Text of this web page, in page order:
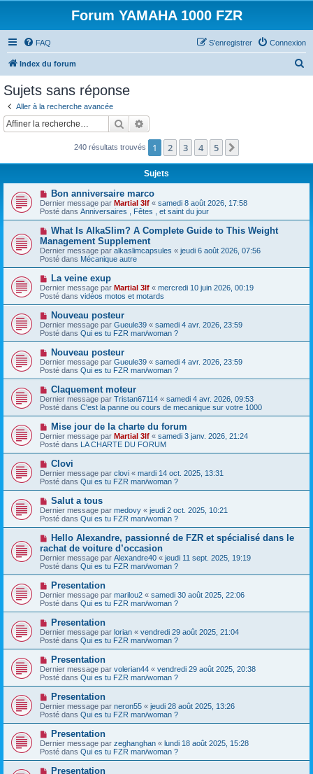
Forum YAMAHA 1000 FZR
FAQ Connexion
S’enregistrer
Index du forum
c
Sujets sans réponse
Aller à la recherche avancée
Rechercher
240 résultats trouvés 1 2 3 4 5
Sujets
N
o
u
v
e
a
u
m
e
s
s
a
g
e
Bon anniversaire marco
Dernier message par Martial 3lf « samedi 8 août 2026, 17:58
Posté dans Anniversaires , Fêtes , et saint du jour
N
u
v
e
a
m
e
s
s
a
g
e
What Is AlkaSlim? A Complete Guide to This Weight
Management Supplement
Dernier message par alkaslimcapsules « jeudi 6 août 2026, 07:56
Posté dans Mécanique autre
N
o
u
v
e
a
u
m
e
s
a
g
e
La veine exup
Dernier message par Martial 3lf « mercredi 10 juin 2026, 00:19
Posté dans vidéos motos et motards
N
o
u
v
e
a
u
m
e
s
s
a
g
e
Nouveau posteur
Dernier message par Gueule39 « samedi 4 avr. 2026, 23:59
Posté dans Qui es tu FZR man/woman ?
N
o
u
v
a
u
m
e
s
a
g
e
Nouveau posteur
Dernier message par Gueule39 « samedi 4 avr. 2026, 23:59
Posté dans Qui es tu FZR man/woman ?
N
o
u
v
e
a
u
m
e
s
s
a
g
e
Claquement moteur
Dernier message par Tristan67114 « samedi 4 avr. 2026, 09:53
Posté dans C'est la panne ou cours de mecanique sur votre 1000
N
o
u
v
a
u
m
e
s
s
a
g
e
Mise jour de la charte du forum
Dernier message par Martial 3lf « samedi 3 janv. 2026, 21:24
Posté dans LA CHARTE DU FORUM
N
o
u
v
e
a
u
m
e
s
a
g
e
Clovi
Dernier message par clovi « mardi 14 oct. 2025, 13:31
Posté dans Qui es tu FZR man/woman ?
N
o
u
v
e
a
u
m
e
s
s
a
g
e
Salut a tous
Dernier message par medovy « jeudi 2 oct. 2025, 10:21
Posté dans Qui es tu FZR man/woman ?
N
u
v
e
a
m
e
s
s
a
g
e
Hello Alexandre, passionné de FZR et spécialisé dans le
rachat de voiture d’occasion
Dernier message par Alexandre40 « jeudi 11 sept. 2025, 19:19
Posté dans Qui es tu FZR man/woman ?
N
o
u
v
e
a
u
m
e
s
a
g
e
Presentation
Dernier message par marilou2 « samedi 30 août 2025, 22:06
Posté dans Qui es tu FZR man/woman ?
N
o
u
v
e
a
u
m
e
s
a
g
e
Presentation
Dernier message par lorian « vendredi 29 août 2025, 21:04
Posté dans Qui es tu FZR man/woman ?
N
o
u
v
e
a
u
m
e
s
a
g
e
Presentation
Dernier message par volerian44 « vendredi 29 août 2025, 20:38
Posté dans Qui es tu FZR man/woman ?
N
o
u
v
e
a
u
m
e
Presentation
Dernier message par neron55 « jeudi 28 août 2025, 13:26
Posté dans Qui es tu FZR man/woman ?
N
o
u
v
e
Presentation
Dernier message par zeghanghan « lundi 18 août 2025, 15:28
Posté dans Qui es tu FZR man/woman ?
NPresentation